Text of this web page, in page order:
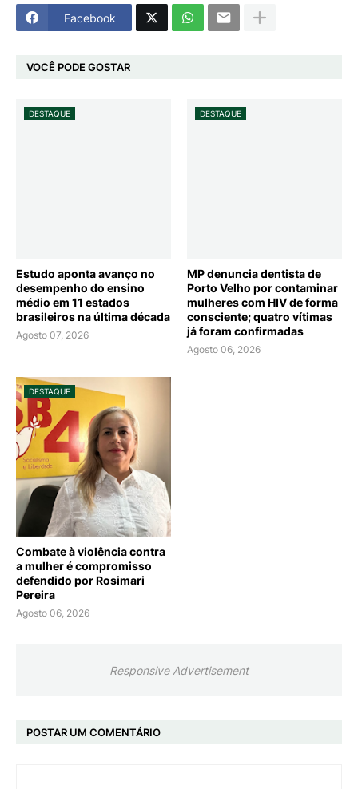
Facebook
VOCÊ PODE GOSTAR
DESTAQUE
Estudo aponta avanço no
desempenho do ensino
médio em 11 estados
brasileiros na última década
Agosto 07, 2026
DESTAQUE
MP denuncia dentista de
Porto Velho por contaminar
mulheres com HIV de forma
consciente; quatro vítimas
já foram confirmadas
Agosto 06, 2026
DESTAQUE
Combate à violência contra
a mulher é compromisso
defendido por Rosimari
Pereira
Agosto 06, 2026
Responsive Advertisement
POSTAR UM COMENTÁRIO